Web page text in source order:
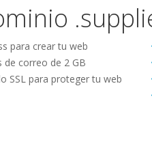
para crear tu web
de correo de 2 GB
SSL para proteger tu web